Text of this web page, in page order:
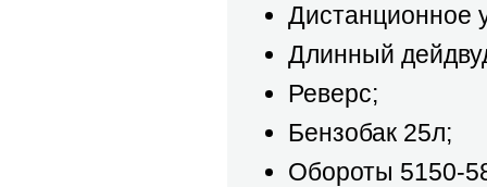
Дистанционное
Длинный
Реверс;
Бензобак 25л;
Обороты 5150-